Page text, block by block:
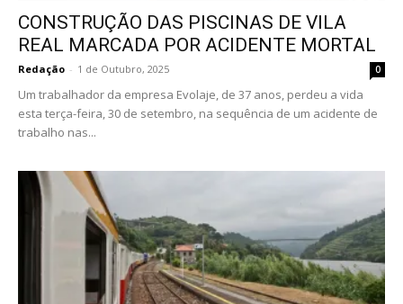
CONSTRUÇÃO DAS PISCINAS DE VILA
REAL MARCADA POR ACIDENTE MORTAL
Redação - 1 de Outubro, 2025 0
Um trabalhador da empresa Evolaje, de 37 anos, perdeu a vida
esta terça-feira, 30 de setembro, na sequência de um acidente de
trabalho nas...